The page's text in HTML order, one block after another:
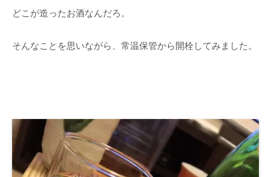
どこが造ったお酒なんだろ。
そんなことを思いながら、常温保管から開栓してみました。